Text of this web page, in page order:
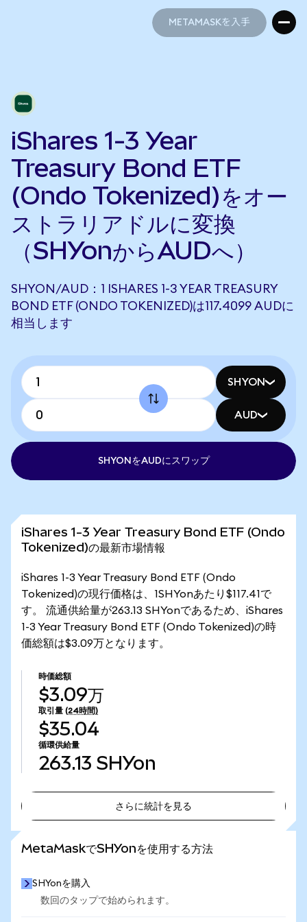
METAMASKを入手
iShares 1-3 Year
Treasury Bond ETF
(Ondo Tokenized)をオー
ストラリアドルに変換
（SHYonからAUDへ）
SHYON/AUD：1 ISHARES 1-3 YEAR TREASURY
BOND ETF (ONDO TOKENIZED)は117.4099 AUDに
相当します
SHYON
AUD
SHYONをAUDにスワップ
iShares 1-3 Year Treasury Bond ETF (Ondo
Tokenized)の最新市場情報
iShares 1-3 Year Treasury Bond ETF (Ondo
Tokenized)の現行価格は、1SHYonあたり$117.41で
す。 流通供給量が263.13 SHYonであるため、iShares
1-3 Year Treasury Bond ETF (Ondo Tokenized)の時
価総額は$3.09万となります。
時価総額
$3.09万
取引量 (24時間)
$35.04
循環供給量
263.13 SHYon
さらに統計を見る
MetaMaskでSHYonを使用する方法
SHYonを購入
数回のタップで始められます。